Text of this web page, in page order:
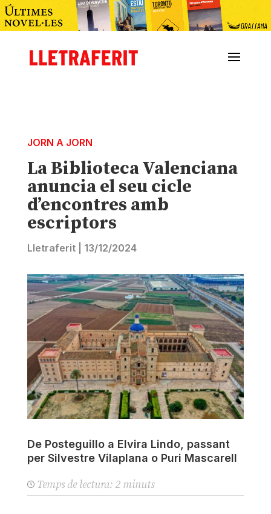
JORN A JORN
La Biblioteca Valenciana
anuncia el seu cicle
d’encontres amb
escriptors
Lletraferit| 13/12/2024
De Posteguillo a Elvira Lindo, passant
per Silvestre Vilaplana o Puri Mascarell
Temps de lectura: 2 minuts